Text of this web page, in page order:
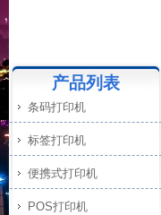
产品列表
条码打印机
标签打印机
便携式打印机
POS打印机